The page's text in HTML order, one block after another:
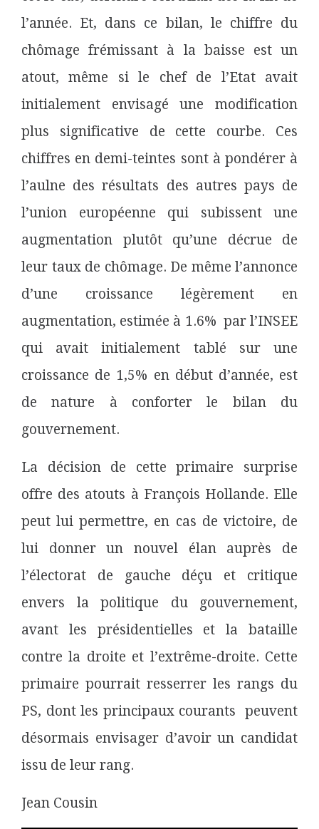
l’année. Et, dans ce bilan, le chiffre du
chômage frémissant à la baisse est un
atout, même si le chef de l’Etat avait
initialement envisagé une modification
plus significative de cette courbe. Ces
chiffres en demi-teintes sont à pondérer à
l’aulne des résultats des autres pays de
l’union européenne qui subissent une
augmentation plutôt qu’une décrue de
leur taux de chômage. De même l’annonce
d’une croissance légèrement en
augmentation, estimée à 1.6% par l’INSEE
qui avait initialement tablé sur une
croissance de 1,5% en début d’année, est
de nature à conforter le bilan du
gouvernement.
La décision de cette primaire surprise
offre des atouts à François Hollande. Elle
peut lui permettre, en cas de victoire, de
lui donner un nouvel élan auprès de
l’électorat de gauche déçu et critique
envers la politique du gouvernement,
avant les présidentielles et la bataille
contre la droite et l’extrême-droite. Cette
primaire pourrait resserrer les rangs du
PS, dont les principaux courants peuvent
désormais envisager d’avoir un candidat
issu de leur rang.
Jean Cousin